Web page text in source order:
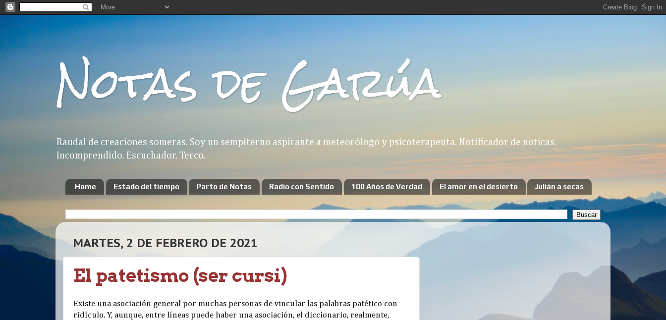
Notas de Garúa
Raudal de creaciones someras. Soy un sempiterno aspirante a meteorólogo y psicoterapeuta. Notificador de noticas.
Incomprendido. Escuchador. Terco.
Home Estado del tiempo Parto de Notas Radio con Sentido 100 Años de Verdad El amor en el desierto Julián a secas
MARTES, 2 DE FEBRERO DE 2021
El patetismo (ser cursi)
Existe una asociación general por muchas personas de vincular las palabras patético con
ridículo. Y, aunque, entre líneas puede haber una asociación, el diccionario, realmente,